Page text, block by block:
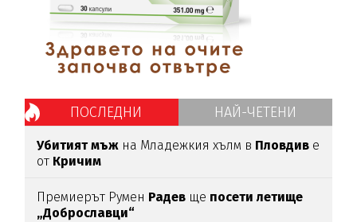
ПОСЛЕДНИ НАЙ-ЧЕТЕНИ
Убитият мъж на Младежкия хълм в Пловдив е
от Кричим
Премиерът Румен Радев ще посети летище
„Доброславци“